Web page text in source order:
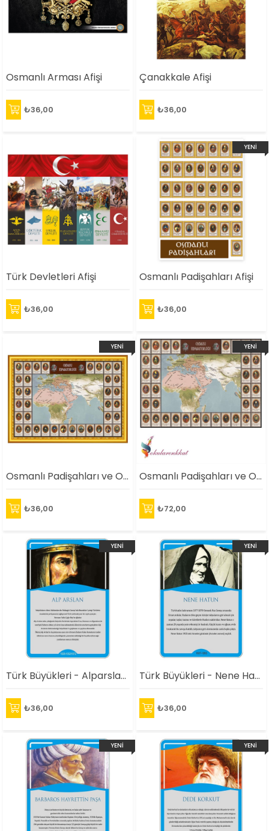
Osmanlı Arması Afişi
₺36,00
Çanakkale Afişi
₺36,00
Türk Devletleri Afişi
₺36,00
Osmanlı Padişahları Afişi
₺36,00
YENI
ÜRÜN
Osmanlı Padişahları ve Osmanlının En Geniş Sınırları Haritası
₺36,00
YENI
ÜRÜN
Osmanlı Padişahları ve Osmanlının En Geniş Sınırları Haritası
₺72,00
YENI
ÜRÜN
Türk Büyükleri - Alparslan Afişi
₺36,00
YENI
Türk Büyükleri - Nene Hatun Afişi
₺36,00
YENI
ÜRÜN
YENI
ÜRÜN
YENI
ÜRÜN